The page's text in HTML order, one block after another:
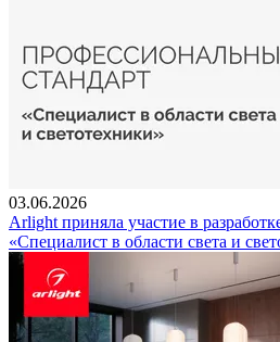
03.06.2026
Arlight приняла участие в
«Специалист в области света и